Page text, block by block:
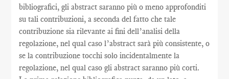
bibliografici, gli abstract saranno più o meno approfonditi
su tali contribuzioni, a seconda del fatto che tale
contribuzione sia rilevante ai fini dell’analisi della
regolazione, nel qual caso l’abstract sarà più consistente, o
se la contribuzione tocchi solo incidentalmente la
regolazione, nel qual caso gli abstract saranno più corti.